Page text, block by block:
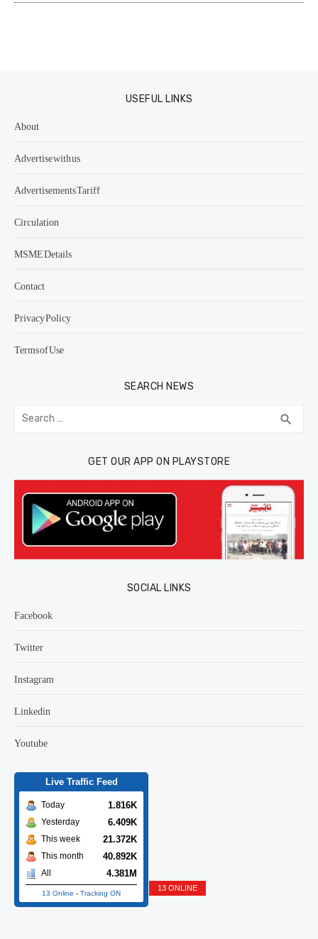
USEFUL LINKS
About
Advertise with us
Advertisements Tariff
Circulation
MSME Details
Contact
Privacy Policy
Terms of Use
SEARCH NEWS
Search
for: search
GET OUR APP ON PLAYSTORE
SOCIAL LINKS
Facebook
Twitter
Instagram
Linkedin
Youtube
Live Traffic Feed
Today 1.816K
Yesterday 6.409K
This week 21.372K
This month 40.892K
All 4.381M
13 Online - Tracking ON
13 ONLINE